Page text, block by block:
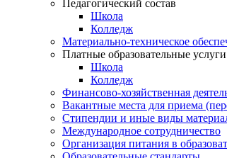
Педагогический состав
Школа
Колледж
Материально-техническое
Платные образовательные услуги
Школа
Колледж
Финансово-хозяйственная
Вакантные места для приема
Стипендии и иные виды
Международное сотрудничество
Организация питания в